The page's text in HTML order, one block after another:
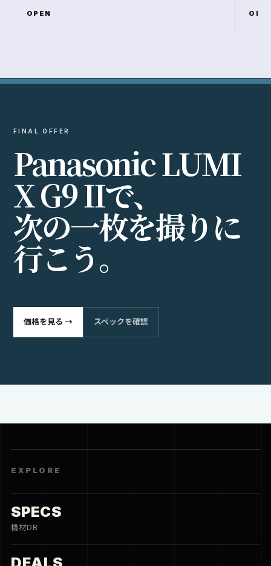
OPEN
FINAL OFFER
PanasonicLUMI
XG9IIで、
次の一枚を撮りに
行こう。
価格を見る → スペックを確認
EXPLORE
SPECS
機材DB